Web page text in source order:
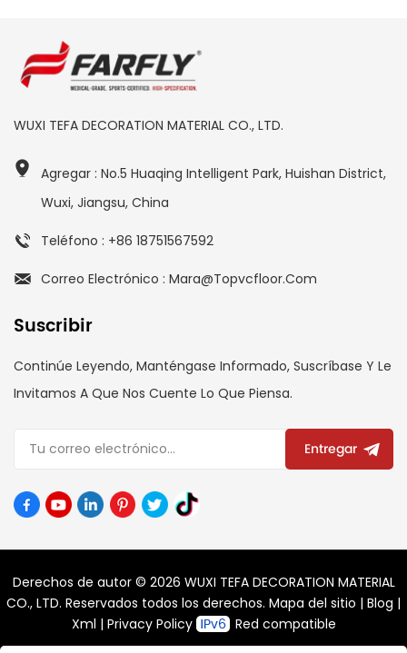
WUXI TEFA DECORATION MATERIAL CO., LTD.
Agregar : No.5 Huaqing Intelligent Park, Huishan District,
Wuxi, Jiangsu, China
Teléfono : +86 18751567592
Correo Electrónico : Mara@topvcfloor.com
Suscribir
Continúe Leyendo, Manténgase Informado, Suscríbase Y Le
Invitamos A Que Nos Cuente Lo Que Piensa.
Entregar
Derechos de autor © 2026 WUXI TEFA DECORATION MATERIAL
CO., LTD. Reservados todos los derechos. Mapa del sitio | Blog |
Xml | Privacy Policy Red compatible